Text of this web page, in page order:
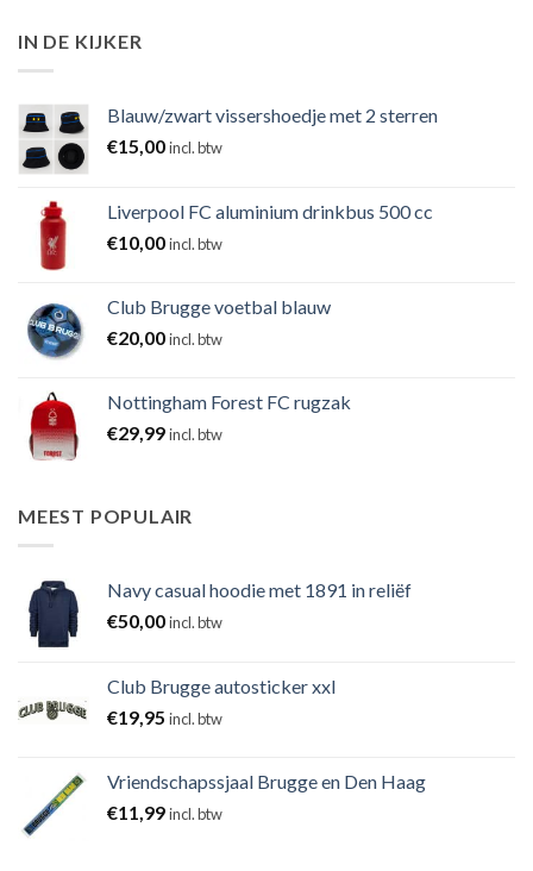
IN DE KIJKER
Blauw/zwart vissershoedje met 2 sterren
€15,00incl. btw
Liverpool FC aluminium drinkbus 500 cc
€10,00incl. btw
Club Brugge voetbal blauw
€20,00incl. btw
Nottingham Forest FC rugzak
€29,99incl. btw
MEEST POPULAIR
Navy casual hoodie met 1891 in reliëf
€50,00incl. btw
Club Brugge autosticker xxl
€19,95 incl. btw
Vriendschapssjaal Brugge en Den Haag
€11,99incl. btw